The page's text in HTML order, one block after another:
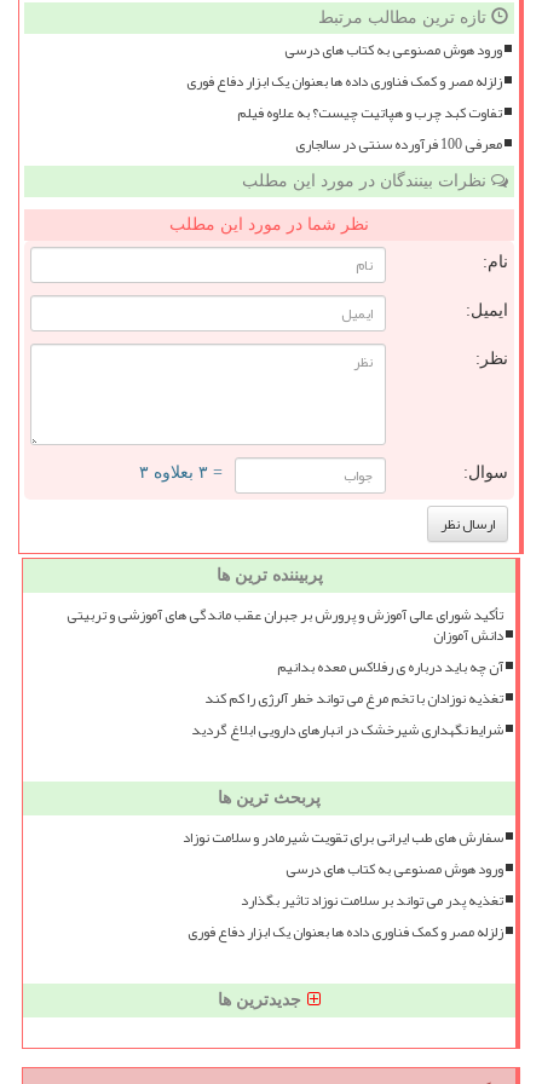
تازه ترین مطالب مرتبط
ورود هوش مصنوعی به کتاب های درسی
زلزله مصر و کمک فناوری داده ها بعنوان یک ابزار دفاع فوری
تفاوت کبد چرب و هپاتیت چیست؟ به علاوه فیلم
معرفی 100 فرآورده سنتی در سالجاری
نظرات بینندگان در مورد این مطلب
نظر شما در مورد این مطلب
نام:
ایمیل:
نظر:
سوال: = ۳ بعلاوه ۳
پربیننده ترین ها
تأکید شورای عالی آموزش و پرورش بر جبران عقب ماندگی های آموزشی و تربیتی
دانش آموزان
آن چه باید درباره ی رفلاکس معده بدانیم
تغذیه نوزادان با تخم مرغ می تواند خطر آلرژی را کم کند
شرایط نگهداری شیرخشک در انبارهای دارویی ابلاغ گردید
پربحث ترین ها
سفارش های طب ایرانی برای تقویت شیرمادر و سلامت نوزاد
ورود هوش مصنوعی به کتاب های درسی
تغذیه پدر می تواند بر سلامت نوزاد تاثیر بگذارد
زلزله مصر و کمک فناوری داده ها بعنوان یک ابزار دفاع فوری
جدیدترین ها